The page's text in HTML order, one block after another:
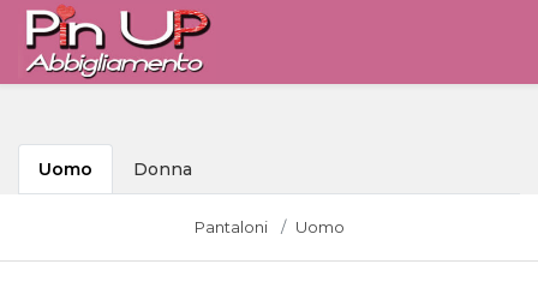
Uomo Donna
Pantaloni Uomo